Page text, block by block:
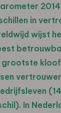
in
wijst
grootste
(14
In